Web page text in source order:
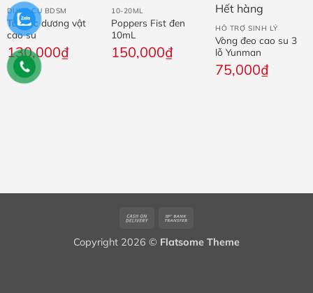
DỤNG CỤ BDSM
Túi bọc dương vật
cao su
130,000₫
10-20ML
Poppers Fist đen
10mL
150,000₫
Hết hàng
HỖ TRỢ SINH LÝ
Vòng đeo cao su 3
lỗ Yunman
75,000₫
Cash
Delivery
Copyright 2026 © Flatsome Theme